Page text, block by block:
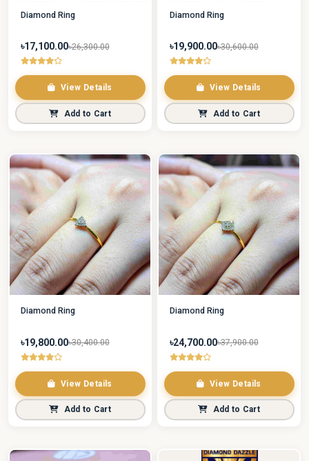
Diamond Ring
৳17,100.00৳26,300.00
View Details
Add to Cart
Diamond Ring
৳19,900.00৳30,600.00
View Details
Add to Cart
Diamond Ring
৳19,800.00৳30,400.00
View Details
Add to Cart
Diamond Ring
৳24,700.00৳37,900.00
View Details
Add to Cart